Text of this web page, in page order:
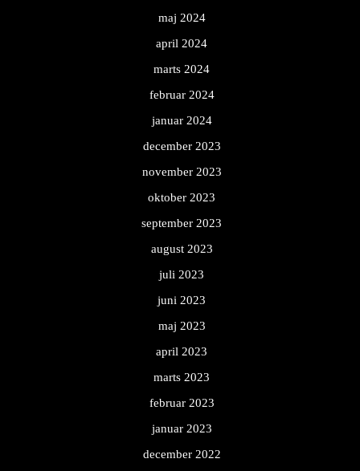
maj 2024
april 2024
marts 2024
februar 2024
januar 2024
december 2023
november 2023
oktober 2023
september 2023
august 2023
juli 2023
juni 2023
maj 2023
april 2023
marts 2023
februar 2023
januar 2023
december 2022